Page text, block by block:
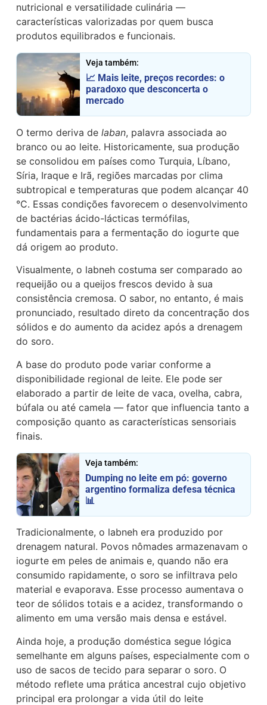
nutricional e versatilidade culinária —
características valorizadas por quem busca
produtos equilibrados e funcionais.
Veja também:
📈 Mais leite, preços recordes: o
paradoxo que desconcerta o
mercado
O termo deriva delaban, palavra associada ao
branco ou ao leite. Historicamente, sua produção
se consolidou em países como Turquia, Líbano,
Síria, Iraque e Irã, regiões marcadas por clima
subtropical e temperaturas que podem alcançar 40
°C. Essas condições favorecem o desenvolvimento
de bactérias ácido-lácticas termófilas,
fundamentais para a fermentação do iogurte que
dá origem ao produto.
Visualmente, o labneh costuma ser comparado ao
requeijão ou a queijos frescos devido à sua
consistência cremosa. O sabor, no entanto, é mais
pronunciado, resultado direto da concentração dos
sólidos e do aumento da acidez após a drenagem
do soro.
A base do produto pode variar conforme a
disponibilidade regional de leite. Ele pode ser
elaborado a partir de leite de vaca, ovelha, cabra,
búfala ou até camela — fator que influencia tanto a
composição quanto as características sensoriais
finais.
Veja também:
Dumping no leite em pó: governo
argentino formaliza defesa técnica
📊
Tradicionalmente, o labneh era produzido por
drenagem natural. Povos nômades armazenavam o
iogurte em peles de animais e, quando não era
consumido rapidamente, o soro se infiltrava pelo
material e evaporava. Esse processo aumentava o
teor de sólidos totais e a acidez, transformando o
alimento em uma versão mais densa e estável.
Ainda hoje, a produção doméstica segue lógica
semelhante em alguns países, especialmente com o
uso de sacos de tecido para separar o soro. O
método reflete uma prática ancestral cujo objetivo
principal era prolongar a vida útil do leite